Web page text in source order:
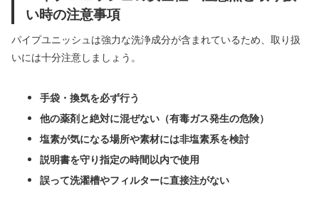
い時の注意事項
パイプユニッシュは強力な洗浄成分が含まれているため、取り扱
いには十分注意しましょう。
手袋・換気を必ず行う
他の薬剤と絶対に混ぜない（有毒ガス発生の危険）
塩素が気になる場所や素材には非塩素系を検討
説明書を守り指定の時間以内で使用
誤って洗濯槽やフィルターに直接注がない